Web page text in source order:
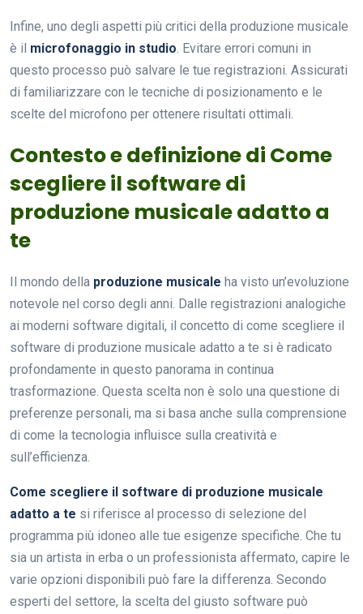
Infine, uno degli aspetti più critici della produzione musicale
è il microfonaggio in studio. Evitare errori comuni in
questo processo può salvare le tue registrazioni. Assicurati
di familiarizzare con le tecniche di posizionamento e le
scelte del microfono per ottenere risultati ottimali.
Contesto e definizione di Come
scegliere il software di
produzione musicale adatto a
te
Il mondo della produzione musicale ha visto un’evoluzione
notevole nel corso degli anni. Dalle registrazioni analogiche
ai moderni software digitali, il concetto di come scegliere il
software di produzione musicale adatto a te si è radicato
profondamente in questo panorama in continua
trasformazione. Questa scelta non è solo una questione di
preferenze personali, ma si basa anche sulla comprensione
di come la tecnologia influisce sulla creatività e
sull’efficienza.
Come scegliere il software di produzione musicale
adatto a te si riferisce al processo di selezione del
programma più idoneo alle tue esigenze specifiche. Che tu
sia un artista in erba o un professionista affermato, capire le
varie opzioni disponibili può fare la differenza. Secondo
esperti del settore, la scelta del giusto software può